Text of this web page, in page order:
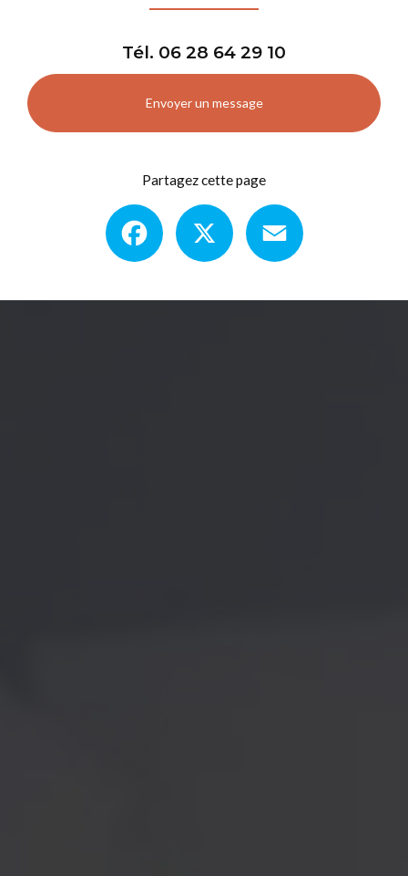
Tél. 06 28 64 29 10
Envoyer un message
Partagez cette page
Facebook